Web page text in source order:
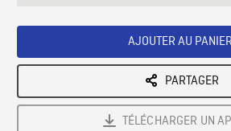
AJOUTER AU PANIER
PARTAGER
TÉLÉCHARGER UN